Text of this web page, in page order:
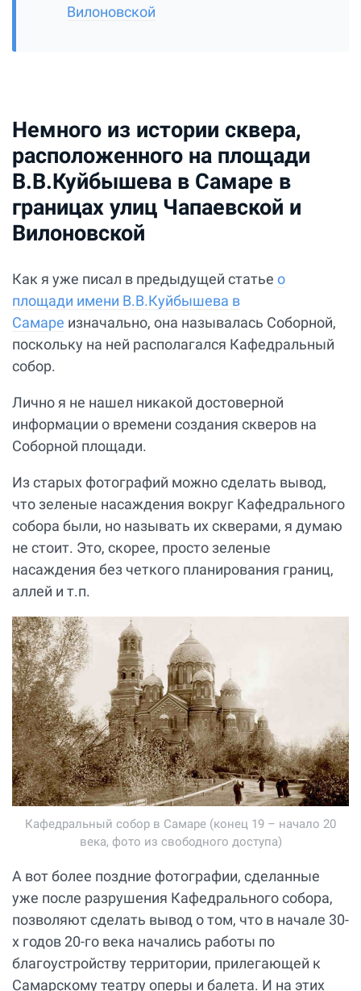
Вилоновской
Немного из истории сквера,
расположенного на площади
В.В.Куйбышева в Самаре в
границах улиц Чапаевской и
Вилоновской
Как я уже писал в предыдущей статье о
площади имени В.В.Куйбышева в
Самаре изначально, она называлась Соборной,
поскольку на ней располагался Кафедральный
собор.
Лично я не нашел никакой достоверной
информации о времени создания скверов на
Соборной площади.
Из старых фотографий можно сделать вывод,
что зеленые насаждения вокруг Кафедрального
собора были, но называть их скверами, я думаю
не стоит. Это, скорее, просто зеленые
насаждения без четкого планирования границ,
аллей и т.п.
Кафедральный собор в Самаре (конец 19 – начало 20
века, фото из свободного доступа)
А вот более поздние фотографии, сделанные
уже после разрушения Кафедрального собора,
позволяют сделать вывод о том, что в начале 30-
х годов 20-го века начались работы по
благоустройству территории, прилегающей к
Самарскому театру оперы и балета. И на этих